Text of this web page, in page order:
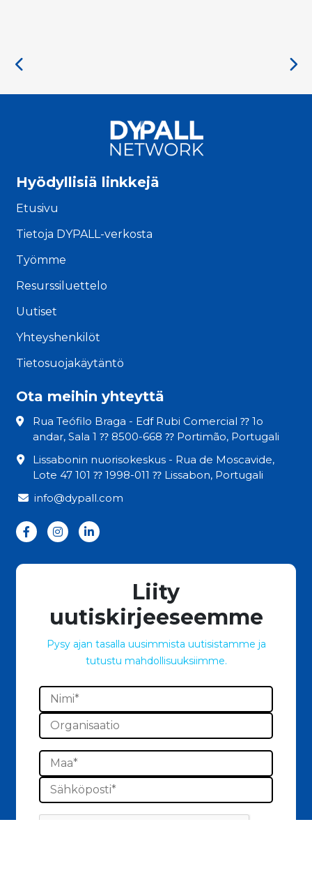
Hyödyllisiä linkkejä
Etusivu
Tietoja DYPALL-verkosta
Työmme
Resurssiluettelo
Uutiset
Yhteyshenkilöt
Tietosuojakäytäntö
Ota meihin yhteyttä
Rua Teófilo Braga - Edf Rubi Comercial ⁇ 1o
andar, Sala 1 ⁇ 8500-668 ⁇ Portimão, Portugali
Lissabonin nuorisokeskus - Rua de Moscavide,
Lote 47 101 ⁇ 1998-011 ⁇ Lissabon, Portugali
info@dypall.com
Liity
uutiskirjeeseemme
Pysy ajan tasalla uusimmista uutisistamme ja
tutustu mahdollisuuksiimme.